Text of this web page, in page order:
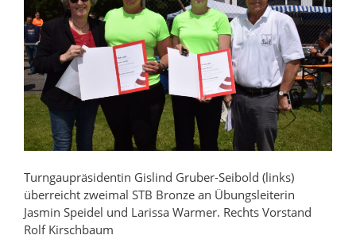
Turngaupräsidentin Gislind Gruber-Seibold (links)
überreicht zweimal STB Bronze an Übungsleiterin
Jasmin Speidel und Larissa Warmer. Rechts Vorstand
Rolf Kirschbaum